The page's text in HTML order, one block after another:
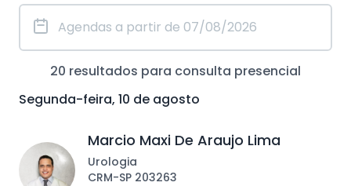
20 resultados para consulta presencial
Segunda-feira, 10 de agosto
Marcio Maxi De Araujo Lima
Urologia
CRM-SP 203263